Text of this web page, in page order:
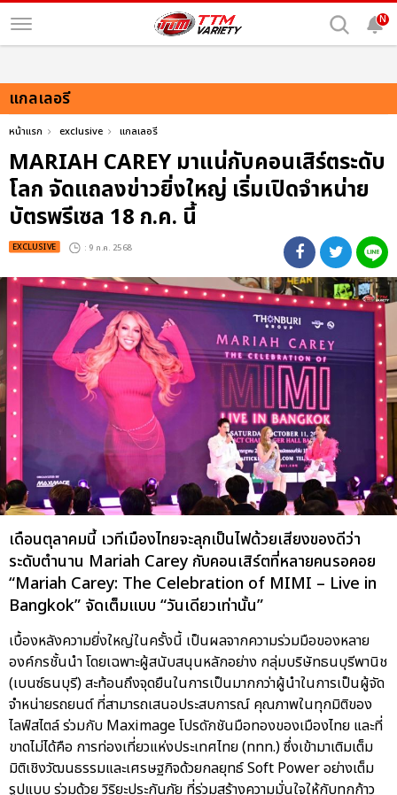
N
แกลเลอรี
หน้าแรก exclusive แกลเลอรี
MARIAH CAREY มาแน่กับคอนเสิร์ตระดับ
โลก จัดแถลงข่าวยิ่งใหญ่ เริ่มเปิดจำหน่าย
บัตรพรีเซล 18 ก.ค. นี้
EXCLUSIVE : 9 ก.ค. 2568
เดือนตุลาคมนี้ เวทีเมืองไทยจะลุกเป็นไฟด้วยเสียงของดีว่า
ระดับตำนาน Mariah Carey กับคอนเสิร์ตที่หลายคนรอคอย
“Mariah Carey: The Celebration of MIMI – Live in
Bangkok” จัดเต็มแบบ “วันเดียวเท่านั้น”
เบื้องหลังความยิ่งใหญ่ในครั้งนี้ เป็นผลจากความร่วมมือของหลาย
องค์กรชั้นนำ โดยเฉพาะผู้สนับสนุนหลักอย่าง กลุ่มบริษัทธนบุรีพานิช
(เบนซ์ธนบุรี) สะท้อนถึงจุดยืนในการเป็นมากกว่าผู้นำในการเป็นผู้จัด
จำหน่ายรถยนต์ ที่สามารถเสนอประสบการณ์ คุณภาพในทุกมิติของ
ไลฟ์สไตล์ ร่วมกับ Maximage โปรดักชันมือทองของเมืองไทย และที่
ขาดไม่ได้คือ การท่องเที่ยวแห่งประเทศไทย (ททท.) ซึ่งเข้ามาเติมเต็ม
มิติเชิงวัฒนธรรมและเศรษฐกิจด้วยกลยุทธ์ Soft Power อย่างเต็ม
รูปแบบ ร่วมด้วย วิริยะประกันภัย ที่ร่วมสร้างความมั่นใจให้กับทุกก้าว